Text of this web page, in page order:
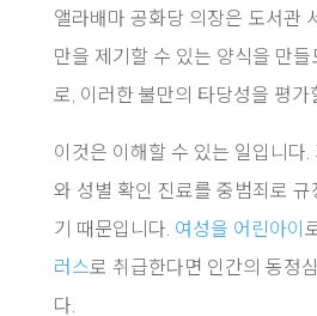
앨라배마 공화당 의장은 도서관
만을 제기할 수 있는 양식을 만
로, 이러한 불만의 타당성을 평가
이것은 이해할 수 있는 일입니다.
와 성별 확인 진료를 중범죄로 규
기 때문입니다. 여성을 어린아이
러스로 취급한다면 인간의 동정
다.